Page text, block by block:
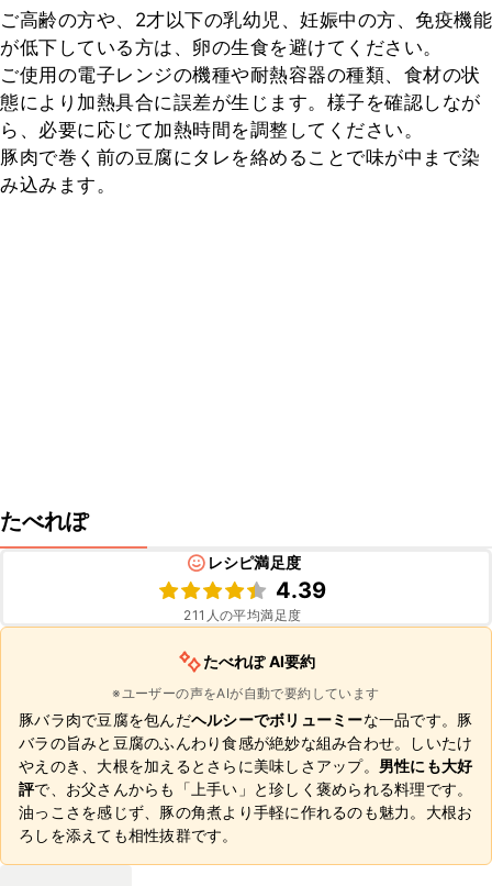
ご高齢の方や、2才以下の乳幼児、妊娠中の方、免疫機能
が低下している方は、卵の生食を避けてください。
ご使用の電子レンジの機種や耐熱容器の種類、食材の状
態により加熱具合に誤差が生じます。様子を確認しなが
ら、必要に応じて加熱時間を調整してください。
豚肉で巻く前の豆腐にタレを絡めることで味が中まで染
み込みます。
たべれぽ
レシピ満足度
4.39
211 人の平均満足度
たべれぽ AI要約
※ユーザーの声をAIが自動で要約しています
豚バラ肉で豆腐を包んだヘルシーでボリューミーな一品です。豚
バラの旨みと豆腐のふんわり食感が絶妙な組み合わせ。しいたけ
やえのき、大根を加えるとさらに美味しさアップ。 男性にも大好
評で、お父さんからも「上手い」と珍しく褒められる料理です。
油っこさを感じず、豚の角煮より手軽に作れるのも魅力。大根お
ろしを添えても相性抜群です。